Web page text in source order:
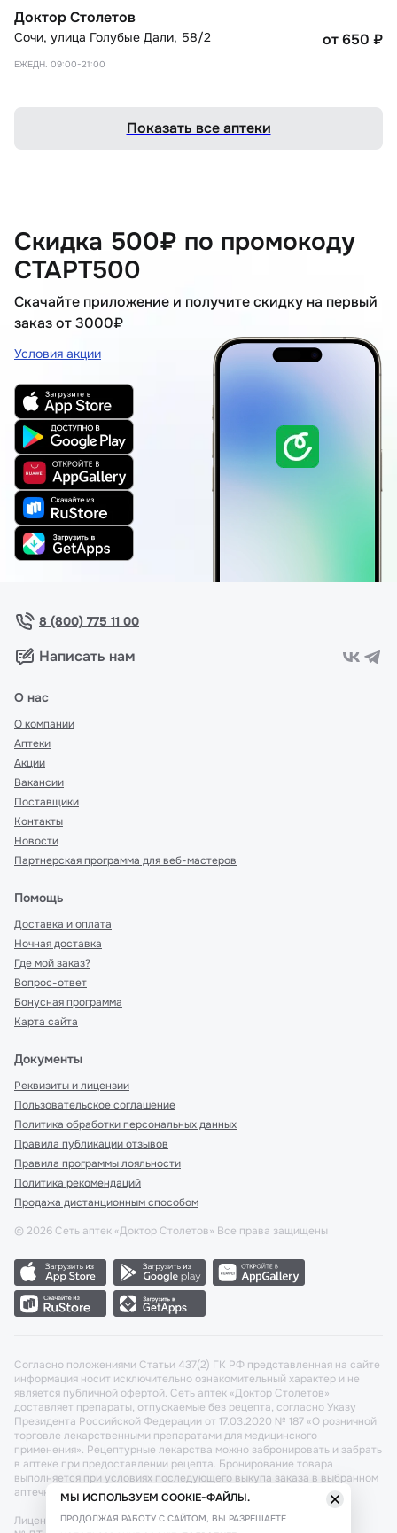
Доктор Столетов
Сочи, улица Голубые Дали, 58/2
ЕЖЕДН. 09:00-21:00
от 650 ₽
Показать все аптеки
Скидка 500₽ по промокоду
СТАРТ500
Скачайте приложение и получите скидку на первый
заказ от 3000₽
Условия акции
8 (800) 775 11 00
Написать нам
О нас
О компании
Аптеки
Акции
Вакансии
Поставщики
Контакты
Новости
Партнерская программа для веб-мастеров
Помощь
Доставка и оплата
Ночная доставка
Где мой заказ?
Вопрос-ответ
Бонусная программа
Карта сайта
Документы
Реквизиты и лицензии
Пользовательское соглашение
Политика обработки персональных данных
Правила публикации отзывов
Правила программы лояльности
Политика рекомендаций
Продажа дистанционным способом
© 2026 Сеть аптек «Доктор Столетов» Все права защищены
Согласно положениями Статьи 437(2) ГК РФ представленная на сайте
информация носит исключительно ознакомительный характер и не
является публичной офертой. Сеть аптек «Доктор Столетов»
доставляет препараты, отпускаемые без рецепта, согласно Указу
Президента Российской Федерации от 17.03.2020 № 187 «О розничной
торговле лекарственными препаратами для медицинского
применения». Рецептурные лекарства можно забронировать и забрать
в аптеке при предоставлении рецепта. Бронирование товара
выполняется при условиях последующего выкупа заказа в выбранном
аптечном пункте.
Лицензия №: ЛО-77-02-011340 от 22 декабря 2020г. Разрешение
МЫ ИСПОЛЬЗУЕМ COOKIE-ФАЙЛЫ.
ПРОДОЛЖАЯ РАБОТУ С САЙТОМ, ВЫ РАЗРЕШАЕТЕ